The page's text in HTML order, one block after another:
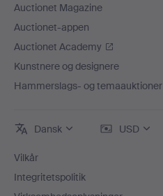
Auctionet Magazine
Auctionet-appen
Auctionet Academy
Kunstnere og designere
Hammerslags- og temaauktioner
Dansk USD
Vilkår
Integritetspolitik